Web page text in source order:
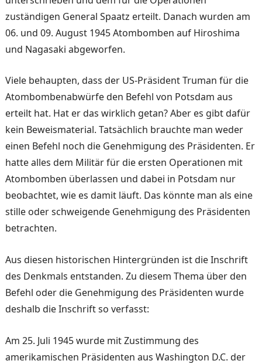
zuständigen General Spaatz erteilt. Danach wurden am
06. und 09. August 1945 Atombomben auf Hiroshima
und Nagasaki abgeworfen.
Viele behaupten, dass der US-Präsident Truman für die
Atombombenabwürfe den Befehl von Potsdam aus
erteilt hat. Hat er das wirklich getan? Aber es gibt dafür
kein Beweismaterial. Tatsächlich brauchte man weder
einen Befehl noch die Genehmigung des Präsidenten. Er
hatte alles dem Militär für die ersten Operationen mit
Atombomben überlassen und dabei in Potsdam nur
beobachtet, wie es damit läuft. Das könnte man als eine
stille oder schweigende Genehmigung des Präsidenten
betrachten.
Aus diesen historischen Hintergründen ist die Inschrift
des Denkmals entstanden. Zu diesem Thema über den
Befehl oder die Genehmigung des Präsidenten wurde
deshalb die Inschrift so verfasst:
Am 25. Juli 1945 wurde mit Zustimmung des
amerikamischen Präsidenten aus Washington D.C. der